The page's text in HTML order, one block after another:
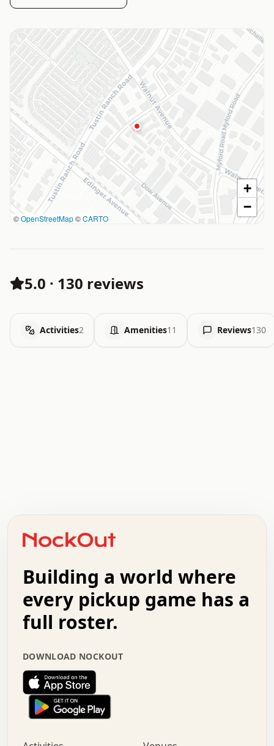
©OpenStreetMap©CARTO
+
−
5.0 · 130 reviews
Activities2 Amenities11 Reviews130
+   .   .   .   .   .   .   .   .   .   +   .   .
.   .   .   .   .   .   .   .   .   .   .   :   .
.   .   .   .   +   .   .   .   .   .   .   .   +
.   :   .   .   .   .   .   .   .   .   o   .   .
.   .   x   .   .   .   .   .   .   :   .   .   o
.   .   .   .   :   .   .   .   .   o   .   .   .
.   .   .   .   .   .   .   :   .   .   .   .   .
.   .   .   .   .   .   .   +   .   .   x   .   .
.   .   .   .   .   :   +   .   .   .   .   .   o
.   .   .   .   .   .   .   .   .   .   .   .   .
.   .   :   o   .   .   .   .   .   .   .   +   .
.   o   .   .   .   .   x   .   .   .   .   .   .
Building a world where
every pickup game has a
full roster.
DOWNLOAD NOCKOUT